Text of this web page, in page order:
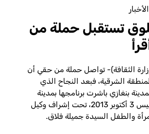
الأخبار
تستقبل حملة من
الثقافة)- تواصل حملة من حقي أن
الشرقية، فبعد النجاح الذي
بنغازي باشرت برنامجها بمدينة
سلوق يوم الخميس 3 أكتوبر 2013، تحت إشراف وكيل
والطفل السيدة جميلة فلاق.